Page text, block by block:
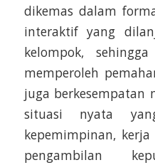
dikemas dalam
interaktif yang
kelompok,
memperoleh
juga berkesempatan
situasi nyata
kepemimpinan,
pengambilan